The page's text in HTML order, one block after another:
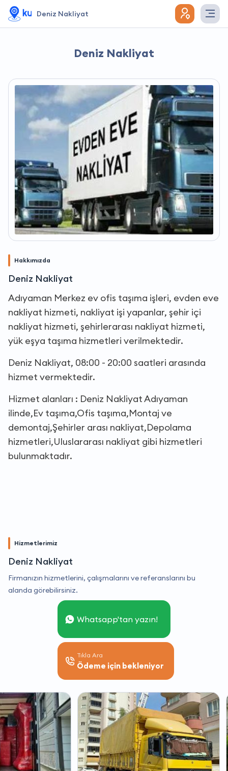
Deniz Nakliyat
Deniz Nakliyat
Hakkımızda
Deniz Nakliyat
Adıyaman Merkez ev ofis taşıma işleri, evden eve
nakliyat hizmeti, nakliyat işi yapanlar, şehir içi
nakliyat hizmeti, şehirlerarası nakliyat hizmeti,
yük eşya taşıma hizmetleri verilmektedir.
Deniz Nakliyat, 08:00 - 20:00 saatleri arasında
hizmet vermektedir.
Hizmet alanları : Deniz Nakliyat Adıyaman
ilinde,Ev taşıma,Ofis taşıma,Montaj ve
demontaj,Şehirler arası nakliyat,Depolama
hizmetleri,Uluslararası nakliyat gibi hizmetleri
bulunmaktadır.
Hizmetlerimiz
Deniz Nakliyat
Firmanızın hizmetlerini, çalışmalarını ve referanslarını bu
alanda görebilirsiniz.
Whatsapp'tan yazın!
Tıkla Ara
Ödeme için bekleniyor